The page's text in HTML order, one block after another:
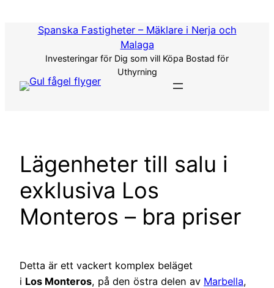
Spanska Fastigheter – Mäklare i Nerja och
Malaga
Investeringar för Dig som vill Köpa Bostad för
Uthyrning
Lägenheter till salu i
exklusiva Los
Monteros – bra priser
Detta är ett vackert komplex beläget
i Los Monteros, på den östra delen av Marbella,